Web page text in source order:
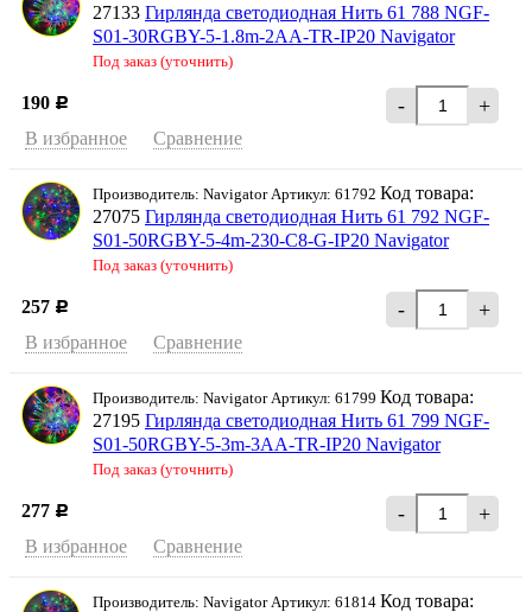
27133 Гирлянда светодиодная Нить 61 788 NGF-
S01-30RGBY-5-1.8m-2AA-TR-IP20 Navigator
Под заказ (уточнить)
190 Р - +
В избранное Сравнение
Производитель: Navigator Артикул: 61792 Код товара:
27075 Гирлянда светодиодная Нить 61 792 NGF-
S01-50RGBY-5-4m-230-C8-G-IP20 Navigator
Под заказ (уточнить)
257 Р - +
В избранное Сравнение
Производитель: Navigator Артикул: 61799 Код товара:
27195 Гирлянда светодиодная Нить 61 799 NGF-
S01-50RGBY-5-3m-3AA-TR-IP20 Navigator
Под заказ (уточнить)
277 Р - +
В избранное Сравнение
Производитель: Navigator Артикул: 61814 Код товара: